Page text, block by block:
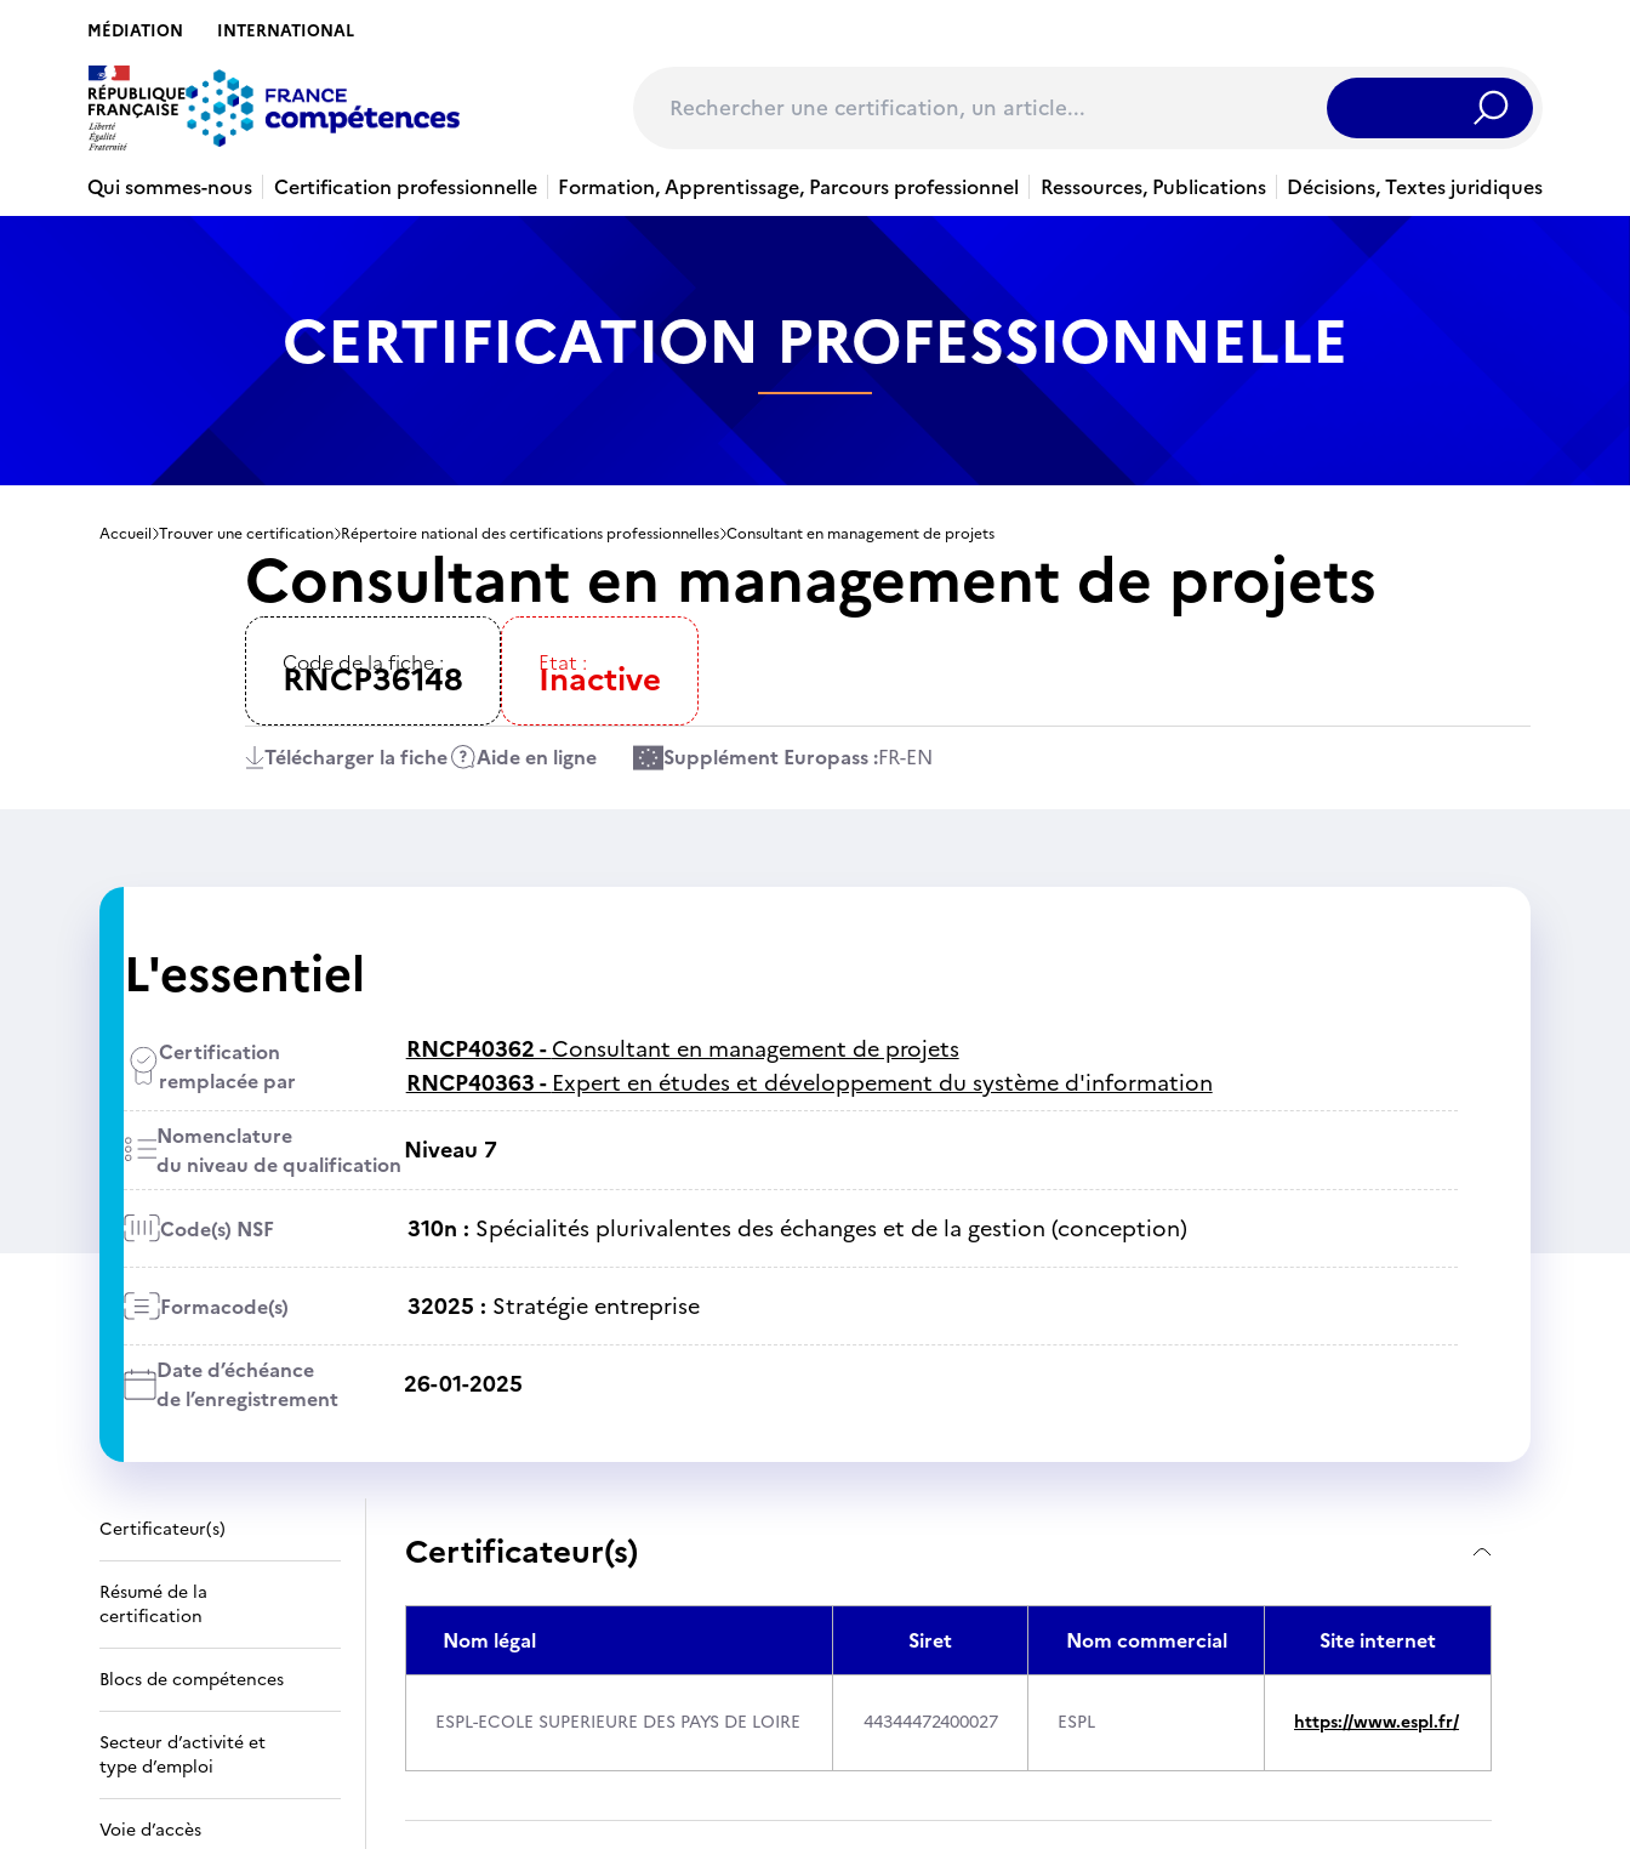
MÉDIATION INTERNATIONAL
Rechercher
Qui sommes-nous
Certification professionnelle Formation, Apprentissage, Parcours professionnel Ressources, Publications Décisions, Textes juridiques
CERTIFICATION PROFESSIONNELLE
Accueil Trouver une certification Répertoire national des certifications professionnelles Consultant en management de projets
Consultant en management de projets
Code de la fiche :
RNCP36148 Etat :
Inactive
Télécharger la fiche Aide en ligne Supplément Europass :FR-EN
L'essentiel
Certification
remplacée par
RNCP40362 -Consultant en management de projets
RNCP40363 - Expert en études et développement du système d'information
Nomenclature
du niveau de qualificationNiveau 7
Code(s) NSF 310n : Spécialités plurivalentes des échanges et de la gestion (conception)
Formacode(s) 32025 : Stratégie entreprise
Date d’échéance
de l’enregistrement
26-01-2025
Certificateur(s)
Résumé de la
certification
Blocs de compétences
Secteur d’activité et
type d’emploi
Voie d’accès
Certificateur(s)
Nom légal Siret Nom commercial Site internet
ESPL-ECOLE SUPERIEURE DES PAYS DE LOIRE 44344472400027 ESPL https://www.espl.fr/